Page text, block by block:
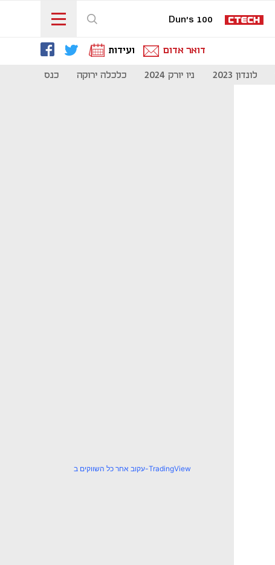
Dun's 100
דואר אדום ועידות
לונדון 2023 ניו יורק 2024 כלכלה ירוקה כנס מיליון
עקוב אחר כל השווקים ב-TradingView